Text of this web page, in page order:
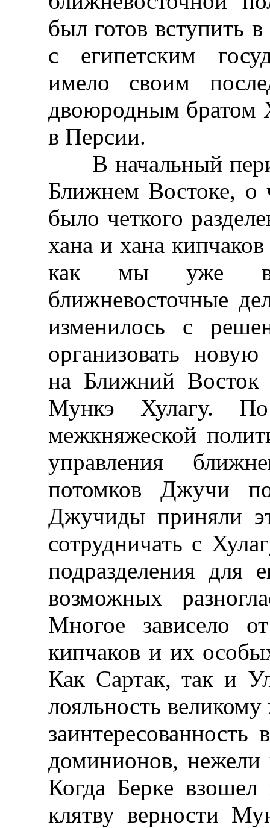
был готов вступить
с египетским
имело своим
двоюродным братом
в Персии.
В начальный
Ближнем Востоке, о
было четкого
хана и хана
как мы уже
ближневосточные
изменилось с
организовать
на Ближний Восток
Мункэ Хулагу. По
межкняжеской
управления
потомков Джучи
Джучиды приняли
сотрудничать с
подразделения для
возможных
Многое зависело
кипчаков и их
Как Сартак, так и
лояльность
доминионов, нежели
Когда Берке
клятву верности